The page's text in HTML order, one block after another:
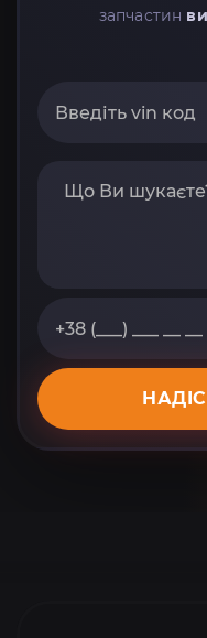
запчастин